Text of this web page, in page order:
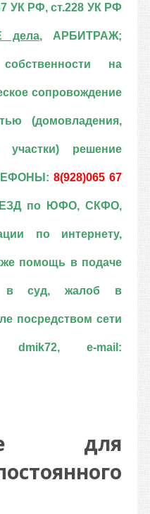
УК РФ, ст.228 УК РФ
дела, АРБИТРАЖ;
на
сопровождение
(домовладения,
участки) решение
8(928)065 67
по ЮФО, СКФО,
по интернету,
помощь в подаче
в суд, жалоб в
посредством сети
dmik72, e-mail:
для